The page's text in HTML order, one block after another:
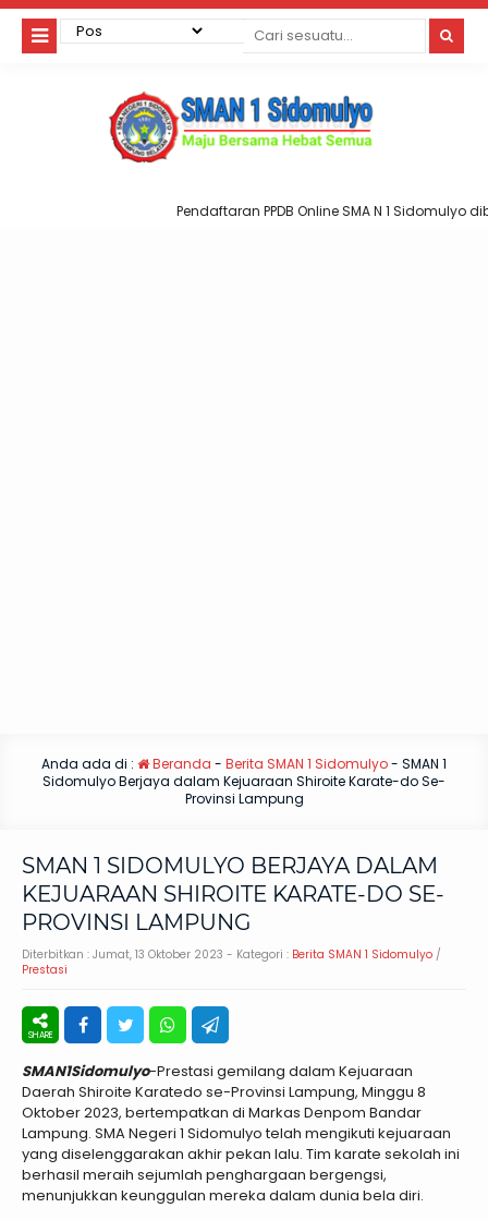
Pendaftaran PPDB Online SMA N 1 Sidomulyo
Anda ada di : Beranda - Berita SMAN 1 Sidomulyo- SMAN 1
Sidomulyo Berjaya dalam Kejuaraan Shiroite Karate-do Se-
Provinsi Lampung
SMAN 1 SIDOMULYO BERJAYA DALAM
KEJUARAAN SHIROITE KARATE-DO SE-
PROVINSI LAMPUNG
Diterbitkan : Jumat, 13 Oktober 2023 - Kategori : Berita SMAN 1 Sidomulyo /
Prestasi
SMAN1Sidomulyo-Prestasi gemilang dalam Kejuaraan
Daerah Shiroite Karatedo se-Provinsi Lampung, Minggu 8
Oktober 2023, bertempatkan di Markas Denpom Bandar
Lampung. SMA Negeri 1 Sidomulyo telah mengikuti kejuaraan
yang diselenggarakan akhir pekan lalu. Tim karate sekolah ini
berhasil meraih sejumlah penghargaan bergengsi,
menunjukkan keunggulan mereka dalam dunia bela diri.